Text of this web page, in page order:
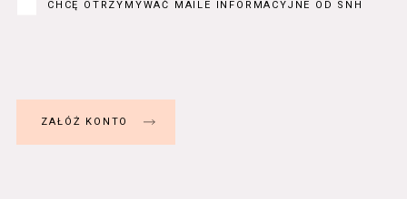
następujące Usługi:
nabycia Biletów i Karnetów oraz
CHCĘ OTRZYMYWAĆ MAILE INFORMACYJNE OD SNH